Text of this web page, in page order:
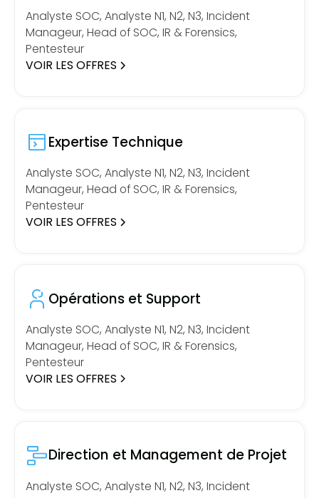
Analyste SOC, Analyste N1, N2, N3, Incident
Manageur, Head of SOC, IR & Forensics,
Pentesteur
VOIR LES OFFRES
Expertise Technique
Analyste SOC, Analyste N1, N2, N3, Incident
Manageur, Head of SOC, IR & Forensics,
Pentesteur
VOIR LES OFFRES
Opérations et Support
Analyste SOC, Analyste N1, N2, N3, Incident
Manageur, Head of SOC, IR & Forensics,
Pentesteur
VOIR LES OFFRES
Direction et Management de Projet
Analyste SOC, Analyste N1, N2, N3, Incident